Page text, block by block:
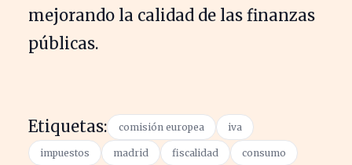
mejorando la calidad de las finanzas
públicas.
Etiquetas: comisión europea iva
impuestos madrid fiscalidad consumo